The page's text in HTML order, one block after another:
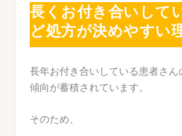
長くお付き合いして
ど処方が決めやすい
長年お付き合いしている患者さ
傾向が蓄積されています。
そのため、